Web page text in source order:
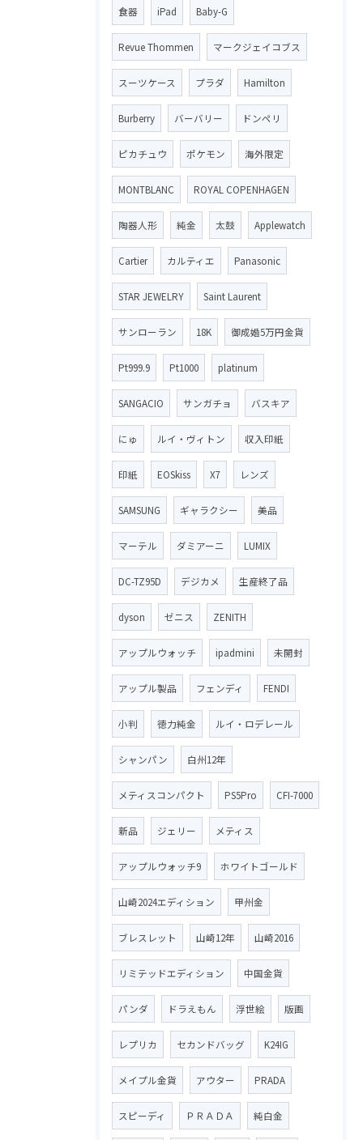
食器 iPad Baby-G
Revue Thommen マークジェイコブス
スーツケース プラダ Hamilton
Burberry バーバリー ドンペリ
ピカチュウ ポケモン 海外限定
MONTBLANC ROYAL COPENHAGEN
陶器人形 純金 太鼓 Applewatch
Cartier カルティエ Panasonic
STAR JEWELRY Saint Laurent
サンローラン 18K 御成婚5万円金貨
Pt999.9 Pt1000 platinum
SANGACIO サンガチョ バスキア
にゅ ルイ・ヴィトン 収入印紙
印紙 EOSkiss X7 レンズ
SAMSUNG ギャラクシー 美品
マーテル ダミアーニ LUMIX
DC-TZ95D デジカメ 生産終了品
dyson ゼニス ZENITH
アップルウォッチ ipadmini 未開封
アップル製品 フェンディ FENDI
小判 徳力純金 ルイ・ロデレール
シャンパン 白州12年
メティスコンパクト PS5Pro CFI-7000
新品 ジェリー メティス
アップルウォッチ9 ホワイトゴールド
山崎2024エディション 甲州金
ブレスレット 山崎12年 山崎2016
リミテッドエディション 中国金貨
パンダ ドラえもん 浮世絵 版画
レプリカ セカンドバッグ K24IG
メイプル金貨 アウター PRADA
スピーディ ＰＲＡＤＡ 純白金